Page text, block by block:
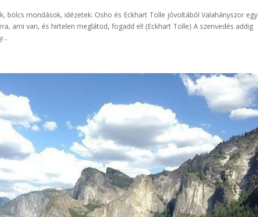
bölcs mondások, idézetek: Osho és Eckhart Tolle jóvoltából Valahányszor egy
ami van, és hirtelen meglátod, fogadd el! (Eckhart Tolle) A szenvedés addig